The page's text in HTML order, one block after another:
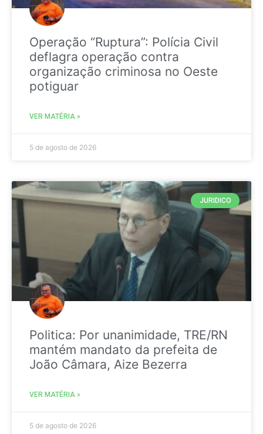
Operação “Ruptura”: Polícia Civil
deflagra operação contra
organização criminosa no Oeste
potiguar
VER MATÉRIA »
5 de agosto de 2026
JURIDICO
Politica: Por unanimidade, TRE/RN
mantém mandato da prefeita de
João Câmara, Aize Bezerra
VER MATÉRIA »
5 de agosto de 2026